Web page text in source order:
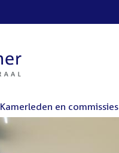
Kamerleden en commissies